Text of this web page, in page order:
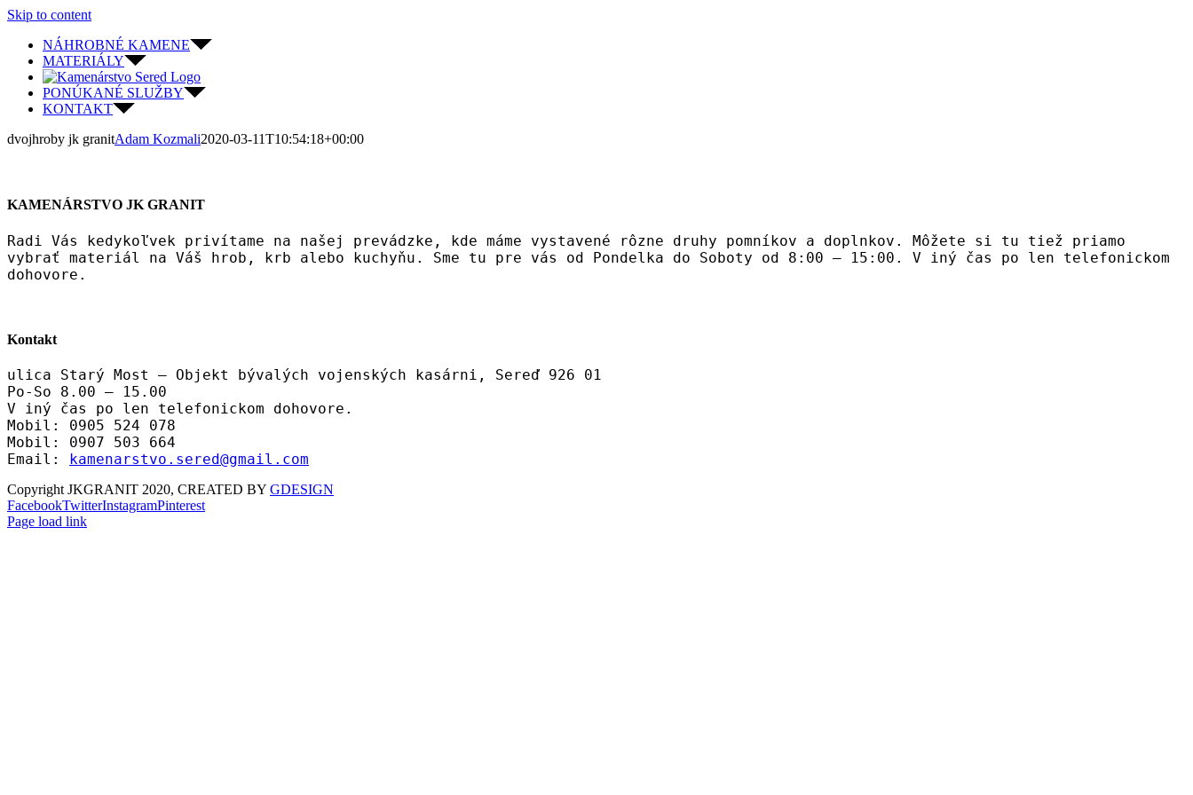
Skip to content
NÁHROBNÉ KAMENE
MATERIÁLY
PONÚKANÉ SLUŽBY
KONTAKT
dvojhroby jk granitAdam Kozmali2020-03-11T10:54:18+00:00
KAMENÁRSTVO JK GRANIT
Radi Vás kedykoľvek privítame na našej prevádzke, kde máme vystavené rôzne druhy pomníkov a doplnkov. Môžete si tu tiež priamo
vybrať materiál na Váš hrob, krb alebo kuchyňu. Sme tu pre vás od Pondelka do Soboty od 8:00 – 15:00. V iný čas po len telefonickom
dohovore.
Kontakt
ulica Starý Most – Objekt bývalých vojenských kasárni, Sereď 926 01
Po-So 8.00 – 15.00
V iný čas po len telefonickom dohovore.
Mobil: 0905 524 078
Mobil: 0907 503 664
Email: kamenarstvo.sered@gmail.com
Copyright JKGRANIT 2020, CREATED BY GDESIGN
FacebookTwitterInstagramPinterest
Page load link